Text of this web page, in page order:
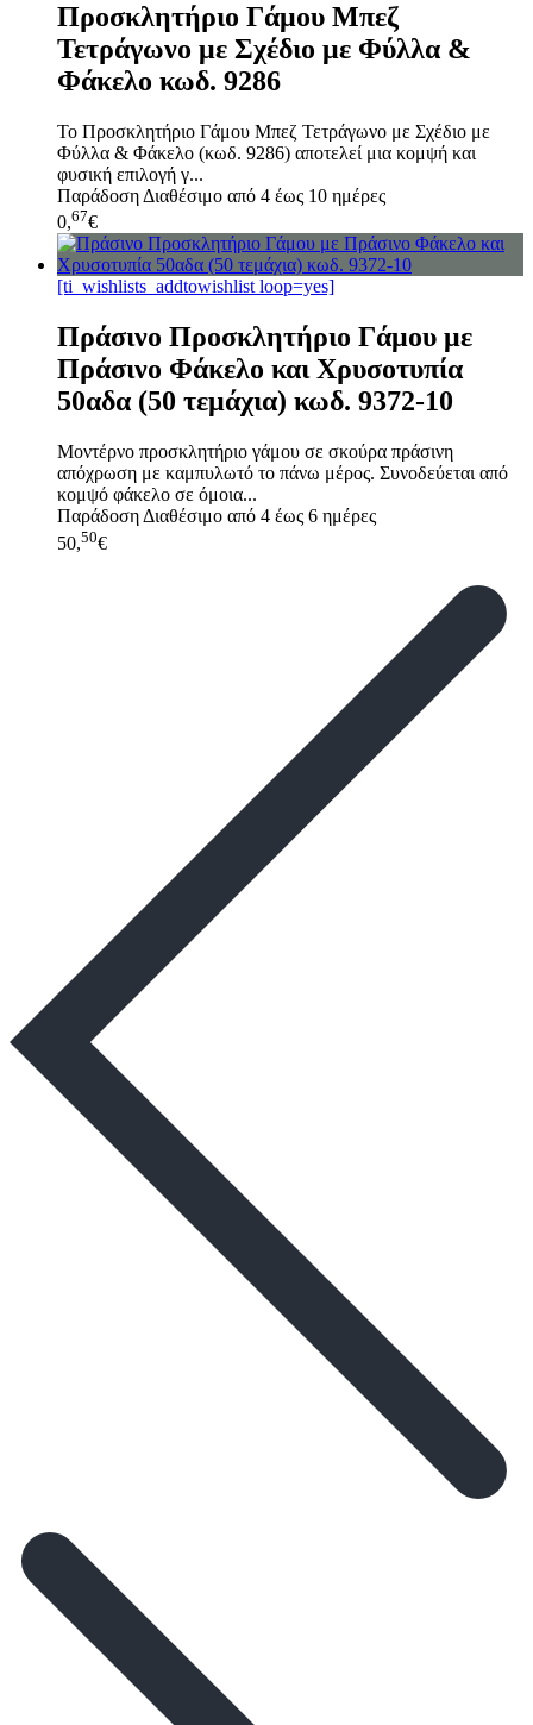
Προσκλητήριο Γάμου Μπεζ
Τετράγωνο με Σχέδιο με Φύλλα &
Φάκελο κωδ. 9286
Το Προσκλητήριο Γάμου Μπεζ Τετράγωνο με Σχέδιο με
Φύλλα & Φάκελο (κωδ. 9286) αποτελεί μια κομψή και
φυσική επιλογή γ...
Παράδοση Διαθέσιμο από 4 έως 10 ημέρες
0,67€
[ti_wishlists_addtowishlist loop=yes]
Πράσινο Προσκλητήριο Γάμου με
Πράσινο Φάκελο και Χρυσοτυπία
50αδα (50 τεμάχια) κωδ. 9372-10
Μοντέρνο προσκλητήριο γάμου σε σκούρα πράσινη
απόχρωση με καμπυλωτό το πάνω μέρος. Συνοδεύεται από
κομψό φάκελο σε όμοια...
Παράδοση Διαθέσιμο από 4 έως 6 ημέρες
50,50€